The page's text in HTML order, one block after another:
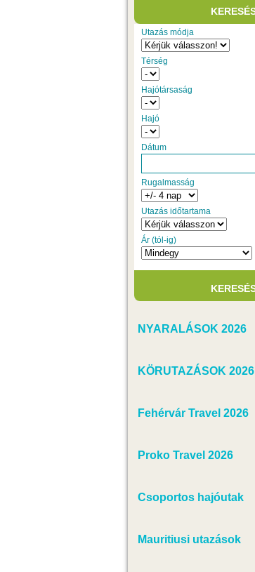
Utazás módja
Térség
Hajótársaság
Hajó
Dátum
Rugalmasság
Utazás időtartama
Ár (tól-ig)
NYARALÁSOK 2026
KÖRUTAZÁSOK 2026
Fehérvár Travel 2026
Proko Travel 2026
Csoportos hajóutak
Mauritiusi utazások